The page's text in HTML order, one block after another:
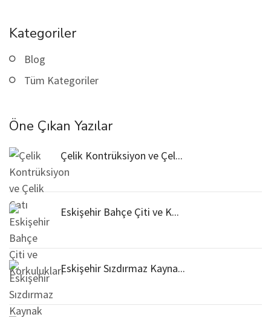
Kategoriler
Blog
Tüm Kategoriler
Öne Çıkan Yazılar
Çelik Kontrüksiyon ve Çel...
Eskişehir Bahçe Çiti ve K...
Eskişehir Sızdırmaz Kayna...